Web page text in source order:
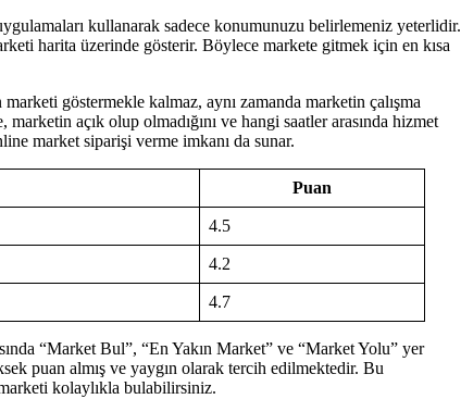
kullanarak sadece konumunuzu belirlemeniz yeterlidir.
harita üzerinde gösterir. Böylece markete gitmek için en kısa
göstermekle kalmaz, aynı zamanda marketin çalışma
açık olup olmadığını ve hangi saatler arasında hizmet
market siparişi verme imkanı da sunar.
Puan
4.5
4.2
4.7
“Market Bul”, “En Yakın Market” ve “Market Yolu” yer
puan almış ve yaygın olarak tercih edilmektedir. Bu
kolaylıkla bulabilirsiniz.